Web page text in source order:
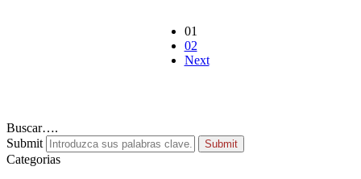
01
02
Next
Buscar….
Submit
Submit
Categorias